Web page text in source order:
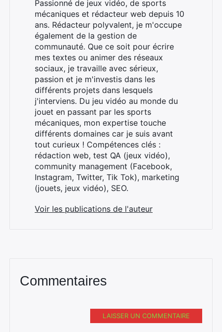
Passionné de jeux vidéo, de sports
mécaniques et rédacteur web depuis 10
ans. Rédacteur polyvalent, je m'occupe
également de la gestion de
communauté. Que ce soit pour écrire
mes textes ou animer des réseaux
sociaux, je travaille avec sérieux,
passion et je m'investis dans les
différents projets dans lesquels
j'interviens. Du jeu vidéo au monde du
jouet en passant par les sports
mécaniques, mon expertise touche
différents domaines car je suis avant
tout curieux ! Compétences clés :
rédaction web, test QA (jeux vidéo),
community management (Facebook,
Instagram, Twitter, Tik Tok), marketing
(jouets, jeux vidéo), SEO.
Voir les publications de l'auteur
Commentaires
LAISSER UN COMMENTAIRE